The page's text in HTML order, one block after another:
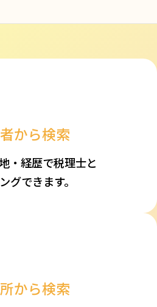
から検索
・経歴で税理士と
グできます。
から検索